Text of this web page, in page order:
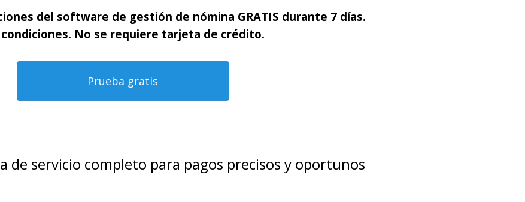
del software de gestión de nómina GRATIS durante 7 días.
condiciones. No se requiere tarjeta de crédito.
Prueba gratis
de servicio completo para pagos precisos y oportunos